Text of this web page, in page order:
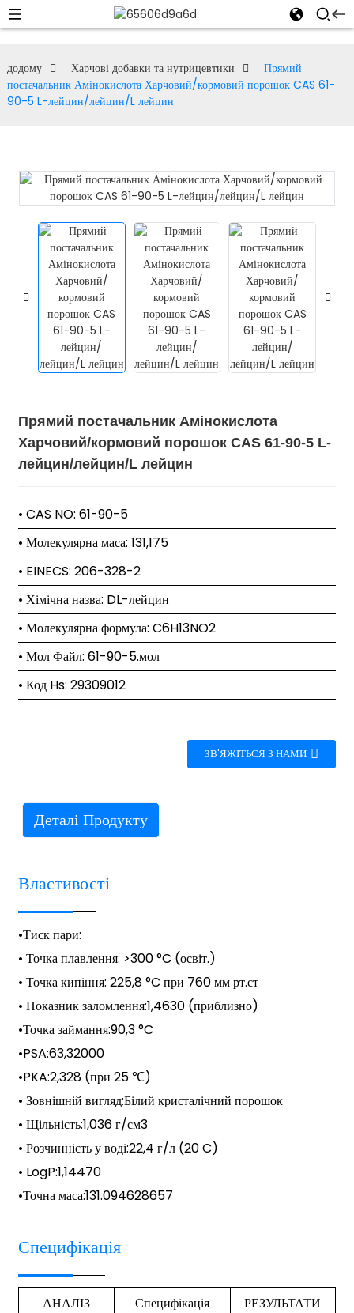
додому Харчові добавки та нутрицевтики
Прямий
постачальник Амінокислота Харчовий/кормовий порошок CAS 61-
90-5 L-лейцин/лейцин/L лейцин
Прямий постачальник Амінокислота
Харчовий/кормовий порошок CAS 61-90-5 L-
лейцин/лейцин/L лейцин
• CAS NO: 61-90-5
• Молекулярна маса: 131,175
• EINECS: 206-328-2
• Хімічна назва: DL-лейцин
• Молекулярна формула: C6H13NO2
• Мол Файл: 61-90-5.мол
• Код Hs: 29309012
ЗВ'ЯЖІТЬСЯ З НАМИ
Деталі Продукту
Властивості
•Тиск пари:
• Точка плавлення: >300 °C (освіт.)
• Точка кипіння: 225,8 °C при 760 мм рт.ст
• Показник заломлення:1,4630 (приблизно)
•Точка займання:90,3 °C
•PSA:63,32000
•PKA:2,328 (при 25 ℃)
• Зовнішній вигляд:Білий кристалічний порошок
• Щільність:1,036 г/см3
• Розчинність у воді:22,4 г/л (20 C)
• LogP:1,14470
•Точна маса:131.094628657
Специфікація
АНАЛІЗ Специфікація
РЕЗУЛЬТАТИ